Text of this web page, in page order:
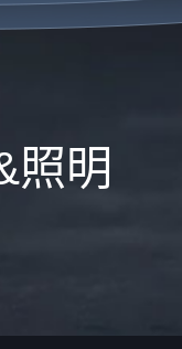
照明